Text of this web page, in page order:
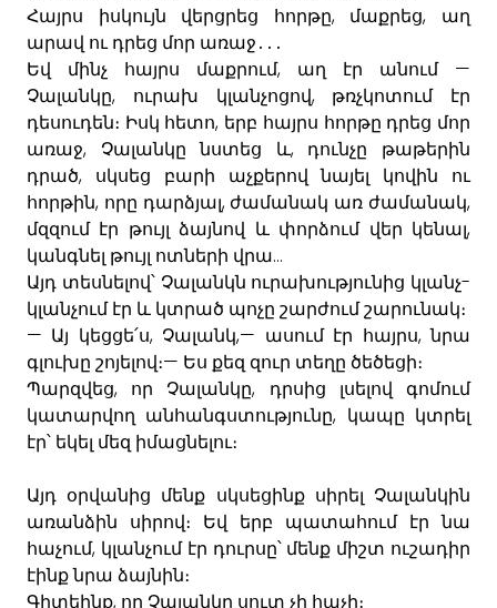
Հայրս
իսկույն վերցրեց հորթը, մաքրեց,
աղ
արավ ու դրեց մոր առաջ ․․․
Եվ
մինչ հայրս մաքրում, աղ էր անում—
Չալանկը, ուրախ կլանչոցով, թռչկոտում
էր
դեսուդեն։ Իսկ հետո, երբ հայրս հորթը դրեց մոր
առաջ, Չալանկը նստեց և, դունչը
թաթերին
դրած, սկսեց բարի աչքերով նայել կովին
ու
հորթին, որը դարձյալ, ժամանակ առ ժամանակ,
մզզում էր թույլ ձայնով և փորձում վեր կենալ,
կանգնել թույլ ոտների վրա...
Այդ տեսնելով՝ Չալանկն ուրախությունից կլանչ-
կլանչում էր և կտրած պոչը շարժում շարունակ։
— Այ կեցցե՛ս, Չալանկ,— ասում էր հայրս,նրա
գլուխը շոյելով։— Ես քեզ զուր տեղը ծեծեցի։
Պարզվեց, որ Չալանկը, դրսից լսելով
գոմում
կատարվող
անհանգստությունը, կապը
կտրել
էր՝ եկել մեզ իմացնելու։
Այդ օրվանից մենք սկսեցինք սիրել
Չալանկին
առանձին
սիրով։ Եվ երբ պատահում էր
նա
հաչում, կլանչում էր դուրսը՝ մենք միշտ ուշադիր
էինք նրա ձայնին։
Գիտեինք, որ Չալանկը սուտ չի հաչի։